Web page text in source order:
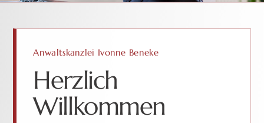
Anwaltskanzlei Ivonne Beneke
Herzlich
Willkommen